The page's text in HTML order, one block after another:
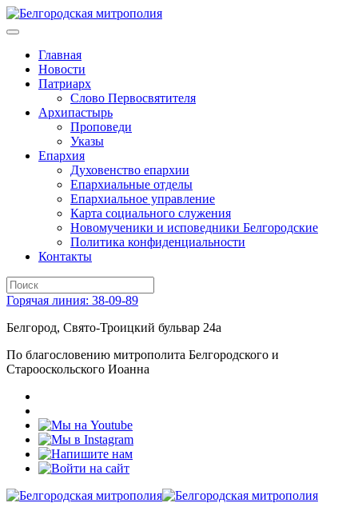
Главная
Новости
Патриарх
Слово Первосвятителя
Архипастырь
Проповеди
Указы
Епархия
Духовенство епархии
Епархиальные отделы
Епархиальное управление
Карта социального служения
Новомученики и исповедники Белгородские
Политика конфиденциальности
Контакты
Горячая линия: 38-09-89
Белгород, Свято-Троицкий бульвар 24а
По благословению митрополита Белгородского и
Старооскольского Иоанна